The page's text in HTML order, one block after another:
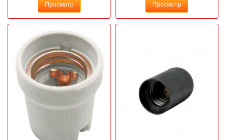
Просмотр Просмотр